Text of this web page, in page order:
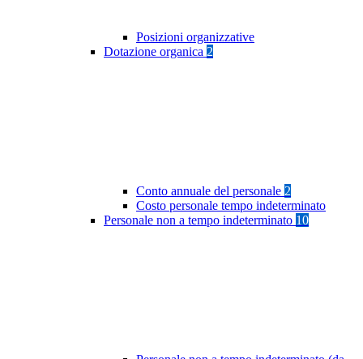
Posizioni organizzative
Dotazione organica 2
Conto annuale del personale 2
Costo personale tempo indeterminato
Personale non a tempo indeterminato 10